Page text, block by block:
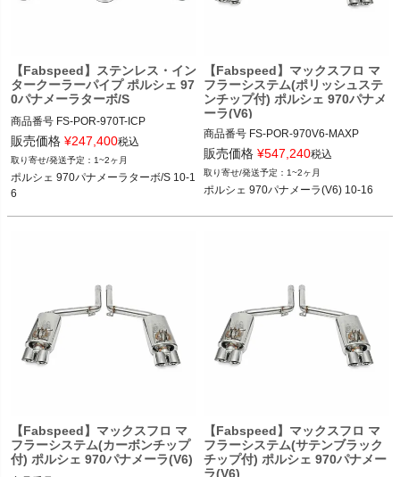
【Fabspeed】ステンレス・イン
タークーラーパイプ ポルシェ 97
0パナメーラターボ/S
商品番号 FS-POR-970T-ICP
FS_POR_970T_ICP
Vivid "FS.POR.970T.ICP"
6
販売価格 ¥247,400税込
1~2ヶ月
ポルシェ 970パナメーラターボ/S 10-1
6
【Fabspeed】マックスフロ マ
フラーシステム(ポリッシュステ
ンチップ付) ポルシェ 970パナメ
ーラ(V6)
商品番号 FS-POR-970V6-MAXP
FS_POR_970V6_MAXP
なお、12FAB"FS.POR.970V6.MAXP"
ポルシェ 970パナメーラ(V6) 10-16
販売価格 ¥547,240税込
1~2ヶ月
ポルシェ 970パナメーラ(V6) 10-16
【Fabspeed】マックスフロ マ
フラーシステム(カーボンチップ
付) ポルシェ 970パナメーラ(V6)
【Fabspeed】マックスフロ マ
フラーシステム(サテンブラック
チップ付) ポルシェ 970パナメー
ラ(V6)